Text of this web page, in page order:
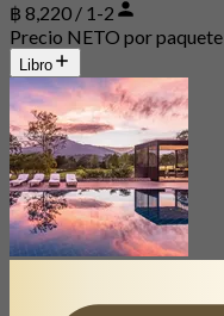
฿ 8,220 / 1-2
Precio NETO por paquete
Libro